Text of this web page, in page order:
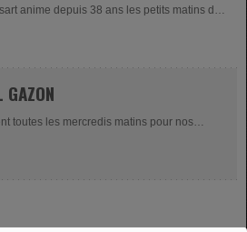
anime depuis 38 ans les petits matins de
GAZON
toutes les mercredis matins pour nos